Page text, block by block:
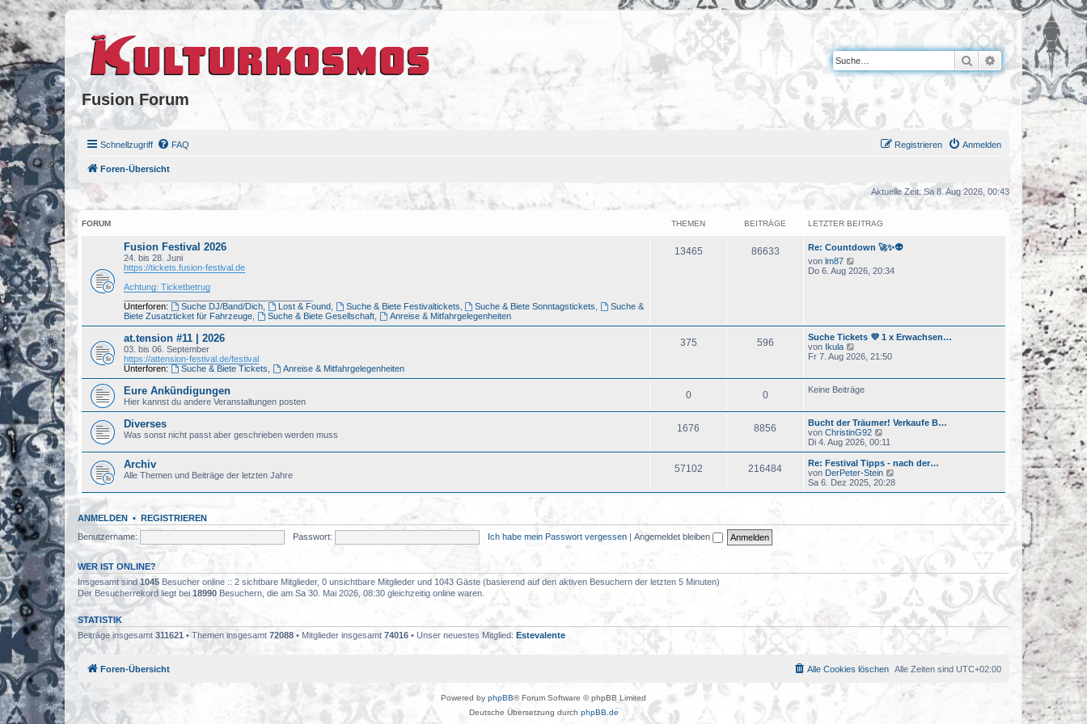
Fusion Forum
Suche Erweiterte Suche
Schnellzugriff FAQ Anmelden
Registrieren
Foren-Übersicht
Aktuelle Zeit: Sa 8. Aug 2026, 00:43
FORUM THEMEN BEITRÄGE LETZTER BEITRAG
Fusion Festival 2026
24. bis 28. Juni
https://tickets.fusion-festival.de
Achtung: Ticketbetrug
Unterforen:
Suche DJ/Band/Dich, Lost & Found, Suche & Biete Festivaltickets Suche & Biete Sonntagstickets
Suche &
Biete Zusatzticket für Fahrzeuge
Suche & Biete Gesellschaft, Anreise & Mitfahrgelegenheiten
13465 86633
Re: Countdown 🚀✨👽
von lm87
e
r
B
i
r
a
g
Do 6. Aug 2026, 20:34
at.tension #11 | 2026
03. bis 06. September
https://attension-festival.de/festival
Unterforen:
Suche & Biete Tickets Anreise & Mitfahrgelegenheiten
375 596
Suche Tickets 💜 1 x Erwachsen…
von Ikula
e
t
r
B
e
i
t
r
a
g
Fr 7. Aug 2026, 21:50
Eure Ankündigungen
Hier kannst du andere Veranstaltungen posten
0 0 Keine Beiträge
Diverses
Was sonst nicht passt aber geschrieben werden muss
1676 8856
Bucht der Träumer! Verkaufe B…
von ChristinG92
e
u
e
s
t
i
Di 4. Aug 2026, 00:11
Archiv
Alle Themen und Beiträge der letzten Jahre
57102 216484
Re: Festival Tipps - nach der…
von DerPeter-Stein
e
u
t
g
Sa 6. Dez 2025, 20:28
ANMELDEN • REGISTRIEREN
Benutzername:
Passwort: Ich habe mein Passwort vergessen | Angemeldet bleiben
WER IST ONLINE?
Insgesamt sind1045 Besucher online :: 2 sichtbare Mitglieder, 0 unsichtbare Mitglieder und 1043 Gäste (basierend auf den aktiven Besuchern der letzten 5 Minuten)
Der Besucherrekord liegt bei 18990 Besuchern, die am Sa 30. Mai 2026, 08:30 gleichzeitig online waren.
STATISTIK
Beiträge insgesamt 311621 • Themen insgesamt 72088 • Mitglieder insgesamt 74016 • Unser neuestes Mitglied: Estevalente
Foren-Übersicht Alle Zeiten sind UTC+02:00
Alle Cookies löschen
Powered by phpBB® Forum Software © phpBB Limited
Deutsche Übersetzung durch phpBB.de